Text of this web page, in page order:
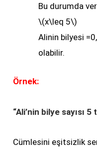
Bu durumda
\(x\leq 5\)
Alinin bilyesi
olabilir.
Örnek:
“Ali’nin bilye sayısı
Cümlesini eşitsizlik